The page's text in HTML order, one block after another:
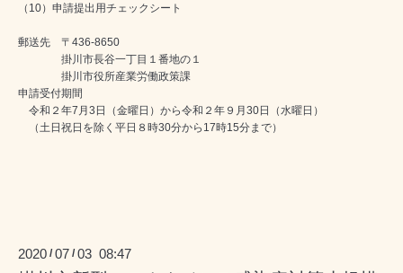
（10）申請提出用チェックシート
郵送先 〒436-8650
掛川市長谷一丁目１番地の１
掛川市役所産業労働政策課
申請受付期間
令和２年7月3日（金曜日）から令和２年９月30日（水曜日）
（土日祝日を除く平日８時30分から17時15分まで）
2020 /07 /03 08:47